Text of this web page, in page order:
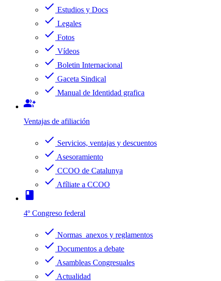
check Estudios y Docs
check Legales
check Fotos
check Vídeos
check Boletin Internacional
check Gaceta Sindical
check Manual de Identidad grafica
group_add
Ventajas de afiliación
check Servicios, ventajas y descuentos
check Asesoramiento
check CCOO de Catalunya
check Afíliate a CCOO
book
4º Congreso federal
check Normas anexos y reglamentos
check Documentos a debate
check Asambleas Congresuales
check Actualidad